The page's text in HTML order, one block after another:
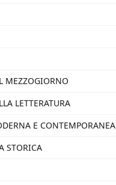
MEZZOGIORNO
LETTERATURA
E CONTEMPORANEA
STORICA